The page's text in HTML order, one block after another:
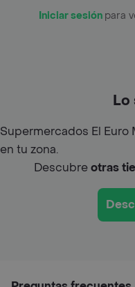
Iniciar sesión para
Lo
Supermercados El
en tu zona.
Descubreotras